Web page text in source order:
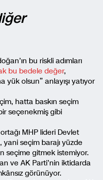
bu riskli adımları
bu bedele değer,
yük olsun” anlayışı yatıyor
hatta baskın seçim
seçenekmiş gibi
MHP lideri Devlet
yani seçim barajı yüzde
seçime gitmek istemiyor.
ve AK Parti’nin iktidarda
görünüyor.